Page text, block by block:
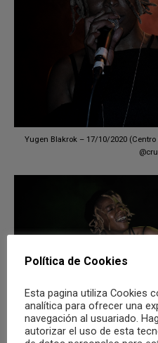
Yugen Blakrok – 17/10/2020
Política de Cookies
Esta pagina utiliza Cookies
analítica para ofrecer una
navegación al usuariado.
autorizar el uso de esta